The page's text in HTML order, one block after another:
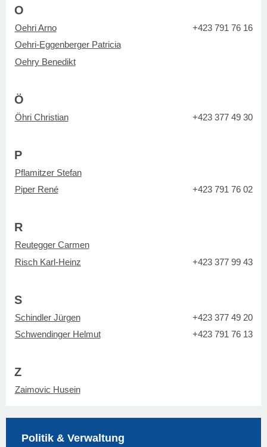
O
Oehri Arno
+423 791 76 16
Oehri-Eggenberger Patricia
Oehry Benedikt
Ö
Öhri Christian +423 377 49 30
P
Pflamitzer Stefan
Piper René
+423 791 76 02
R
Reutegger Carmen
Risch Karl-Heinz
+423 377 99 43
S
Schindler Jürgen
+423 377 49 20
Schwendinger Helmut
+423 791 76 13
Z
Zaimovic Husein
Politik & Verwaltung